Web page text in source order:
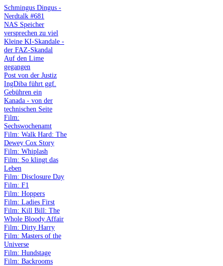
Schmingus Dingus -
Nerdtalk #681
NAS Speicher
versprechen zu viel
Kleine KI-Skandale -
der FAZ-Skandal
Auf den Lime
gegangen
Post von der Justiz
IngDiba führt ggf.
Gebühren ein
Kanada - von der
technischen Seite
Film:
Sechswochenamt
Film: Walk Hard: The
Dewey Cox Story
Film: Whiplash
Film: So klingt das
Leben
Film: Disclosure Day
Film: F1
Film: Hoppers
Film: Ladies First
Film: Kill Bill: The
Whole Bloody Affair
Film: Dirty Harry
Film: Masters of the
Universe
Film: Hundstage
Film: Backrooms